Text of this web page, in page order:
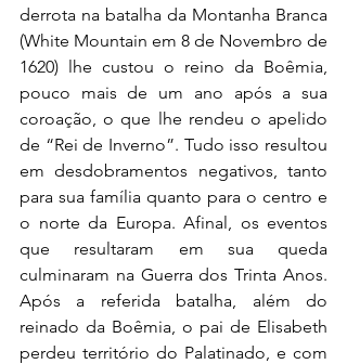
derrota na batalha da Montanha Branca
(White Mountain em 8 de Novembro de
1620) lhe custou o reino da Boêmia,
pouco mais de um ano após a sua
coroação, o que lhe rendeu o apelido
de “Rei de Inverno”. Tudo isso resultou
em desdobramentos negativos, tanto
para sua família quanto para o centro e
o norte da Europa. Afinal, os eventos
que resultaram em sua queda
culminaram na Guerra dos Trinta Anos.
Após a referida batalha, além do
reinado da Boêmia, o pai de Elisabeth
perdeu território do Palatinado, e com